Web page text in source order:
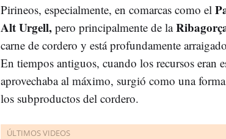
Pirineos, especialmente, en comarcas como el
Alt Urgell, pero principalmente de la
carne de cordero y está profundamente
En tiempos antiguos, cuando los recursos eran
aprovechaba al máximo, surgió como una
los subproductos del cordero.